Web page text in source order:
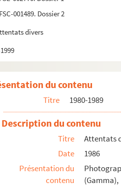
FSC-001489. Dossier 2
divers
du contenu
Titre 1980-1989
Description du contenu
Titre
Attentats
Date
1986
Présentation du
contenu